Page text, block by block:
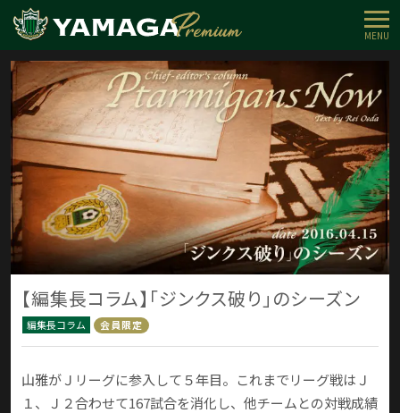
MENU
【編集長コラム】「ジンクス破り」のシーズン
編集長コラム 会員限定
山雅がＪリーグに参入して５年目。これまでリーグ戦はＪ
１、Ｊ２合わせて167試合を消化し、他チームとの対戦成績